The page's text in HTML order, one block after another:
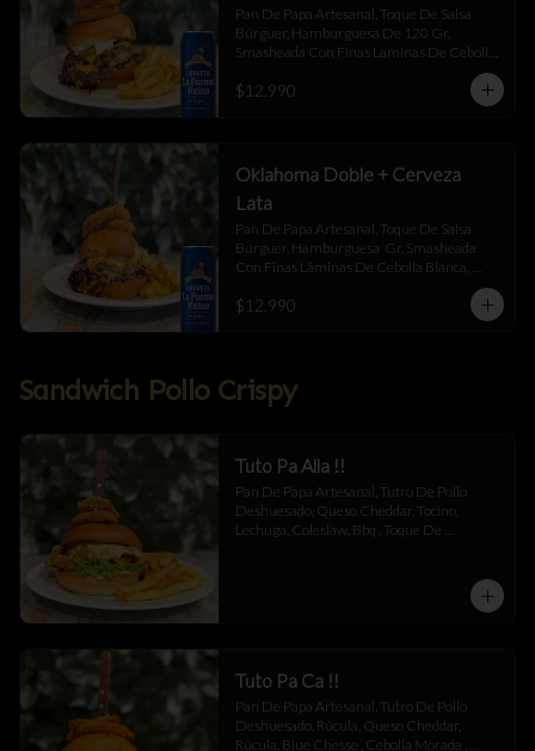
Pan De Papa Artesanal, Toque De Salsa
Búrguer, Hamburguesa De 120 Gr,
Smasheada Con Finas Laminas De Cebolla
Jalapeño Y Toque De Salsa Búrguer .
$12.990
Oklahoma Doble + Cerveza
Lata
Pan De Papa Artesanal, Toque De Salsa
Búrguer, Hamburguesa  Gr, Smasheada
Con Finas Láminas De Cebolla Blanca,
Queso Cheddar Y Toque De Salsa Búrguer.
$12.990
Sandwich Pollo Crispy
Tuto Pa Alla !!
Pan De Papa Artesanal, Tutro De Pollo
Deshuesado, Queso Cheddar, Tocino,
Lechuga, Coleslaw, Bbq , Toque De
Tuto Pa Ca !!
Pan De Papa Artesanal, Tutro De Pollo
Deshuesado, Rúcula, Queso Cheddar,
Rúcula, Blue Chesse , Cebolla Morada ,